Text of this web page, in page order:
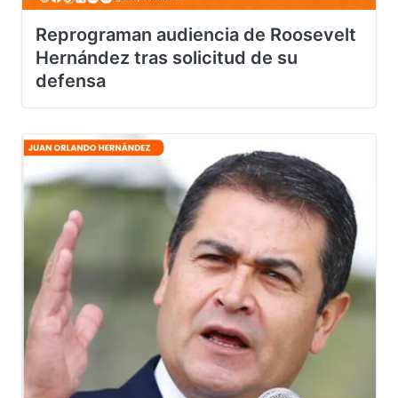
Reprograman audiencia de Roosevelt
Hernández tras solicitud de su
defensa